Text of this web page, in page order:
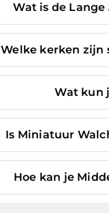
Wat is de
Welke kerken zijn
Wat kun
Is Miniatuur
Hoe kan je